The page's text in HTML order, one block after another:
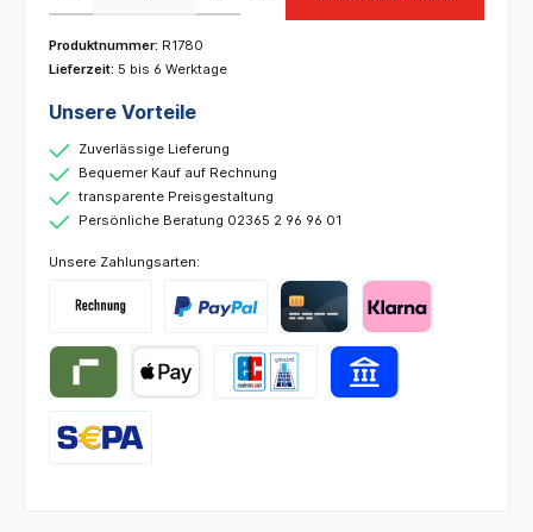
Produktnummer: R1780
Lieferzeit: 5 bis 6 Werktage
Unsere Vorteile
Zuverlässige Lieferung
Bequemer Kauf auf Rechnung
transparente Preisgestaltung
Persönliche Beratung 02365 2 96 96 01
Unsere Zahlungsarten: